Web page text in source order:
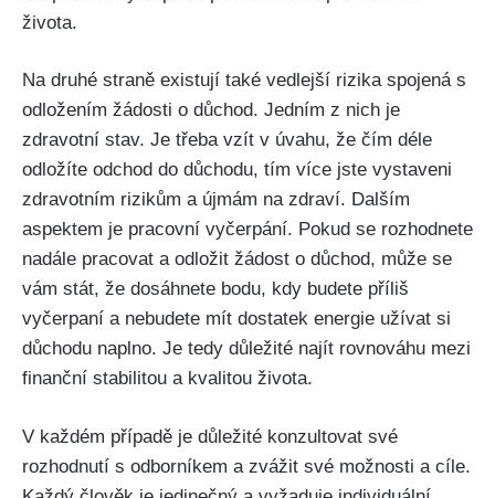
života.
Na druhé straně existují také vedlejší rizika spojená s
odložením žádosti o důchod. Jedním z nich je
zdravotní stav. Je třeba vzít v úvahu, že čím déle
odložíte odchod do důchodu, tím více jste vystaveni
zdravotním rizikům a újmám na zdraví. Dalším
aspektem je pracovní vyčerpání. Pokud se rozhodnete
nadále pracovat a odložit žádost o důchod, může se
vám stát, že dosáhnete bodu, kdy budete příliš
vyčerpaní a nebudete mít dostatek energie užívat si
důchodu naplno. Je tedy důležité najít rovnováhu mezi
finanční stabilitou a kvalitou života.
V každém případě je důležité konzultovat své
rozhodnutí s odborníkem a zvážit své možnosti a cíle.